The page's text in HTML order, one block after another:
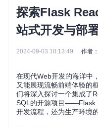
探索Flask
站式开发与部
2024-09-03 10:13:49 作者
在现代Web开发的海洋中
又能展现流畅前端体验的
们将深入探讨一个集成了
SQL的开源项目——Flask
开发流程，还为生产环境